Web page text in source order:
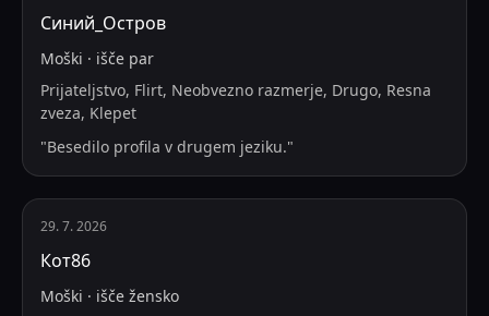
Синий_Остров
Moški · išče par
Prijateljstvo, Flirt, Neobvezno razmerje, Drugo, Resna
zveza, Klepet
"Besedilo profila v drugem jeziku."
29. 7. 2026
Кот86
Moški · išče žensko